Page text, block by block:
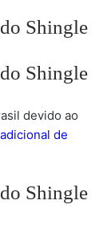
devido ao
de